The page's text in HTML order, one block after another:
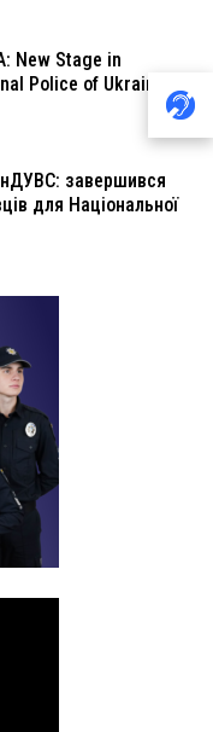
New Stage in
Police of Ukraine
завершився
для Національної